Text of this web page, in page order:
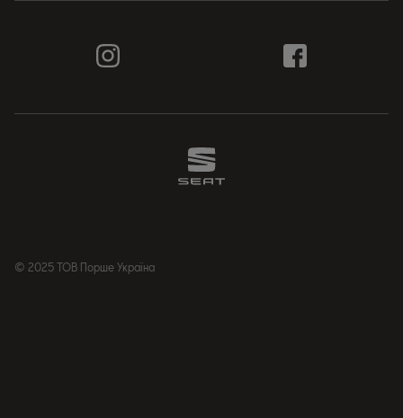
© 2025 ТОВ Порше Україна